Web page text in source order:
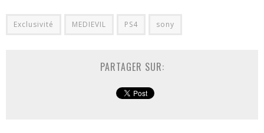
Exclusivité MEDIEVIL PS4 sony
PARTAGER SUR: